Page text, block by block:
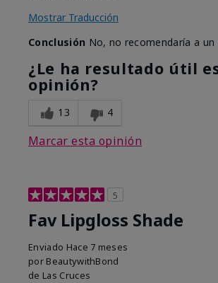
Mostrar Traducción
Conclusión No, no recomendaría a un
¿Le ha resultado útil
opinión?
13 4
Marcar esta opinión
5
Fav Lipgloss Shade
Enviado Hace 7 meses
por BeautywithBond
de Las Cruces